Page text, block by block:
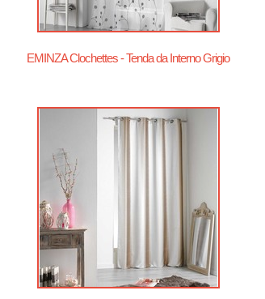
EMINZA Clochettes - Tenda da Interno Grigio